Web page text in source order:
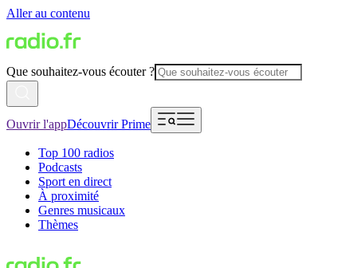
Aller au contenu
Que souhaitez-vous écouter ?
Ouvrir l'appDécouvrir Prime
Top 100 radios
Podcasts
Sport en direct
À proximité
Genres musicaux
Thèmes